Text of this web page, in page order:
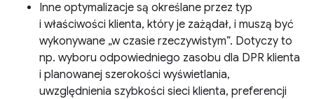
Inne optymalizacje są określane przez typ
i właściwości klienta, który je zażądał, i muszą być
wykonywane „w czasie rzeczywistym”. Dotyczy to
np. wyboru odpowiedniego zasobu dla DPR klienta
i planowanej szerokości wyświetlania,
uwzględnienia szybkości sieci klienta, preferencji